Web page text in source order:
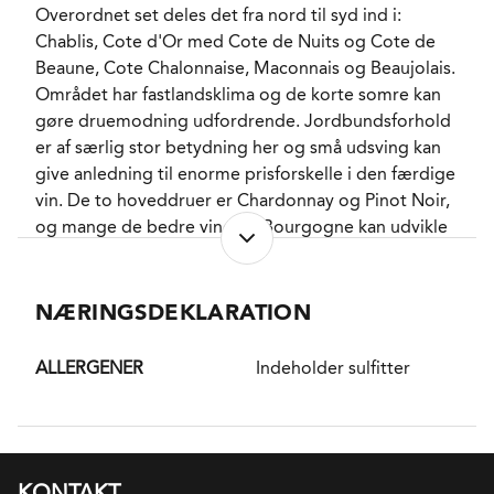
Overordnet set deles det fra nord til syd ind i:
Chablis, Cote d'Or med Cote de Nuits og Cote de
Beaune, Cote Chalonnaise, Maconnais og Beaujolais.
Området har fastlandsklima og de korte somre kan
gøre druemodning udfordrende. Jordbundsforhold
er af særlig stor betydning her og små udsving kan
give anledning til enorme prisforskelle i den færdige
vin. De to hoveddruer er Chardonnay og Pinot Noir,
og mange de bedre vine fra Bourgogne kan udvikle
sig adskillige år i flasken. I Maconnais dyrkes den
stort set kun fokuserer på den blå drue Gamay.
DISTRIKT
NÆRINGSDEKLARATION
ALLERGENER Indeholder sulfitter